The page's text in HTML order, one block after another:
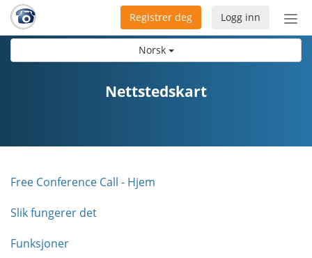
Norsk
Bytt
Logg inn
Registrer deg
Nettstedskart
Free Conference Call - Hjem
Slik fungerer det
Funksjoner